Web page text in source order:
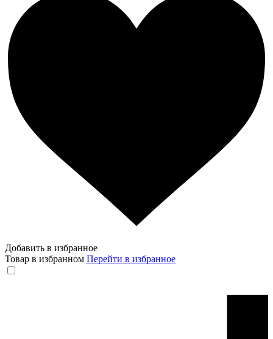
Добавить в избранное
Товар в избранном Перейти в избранное